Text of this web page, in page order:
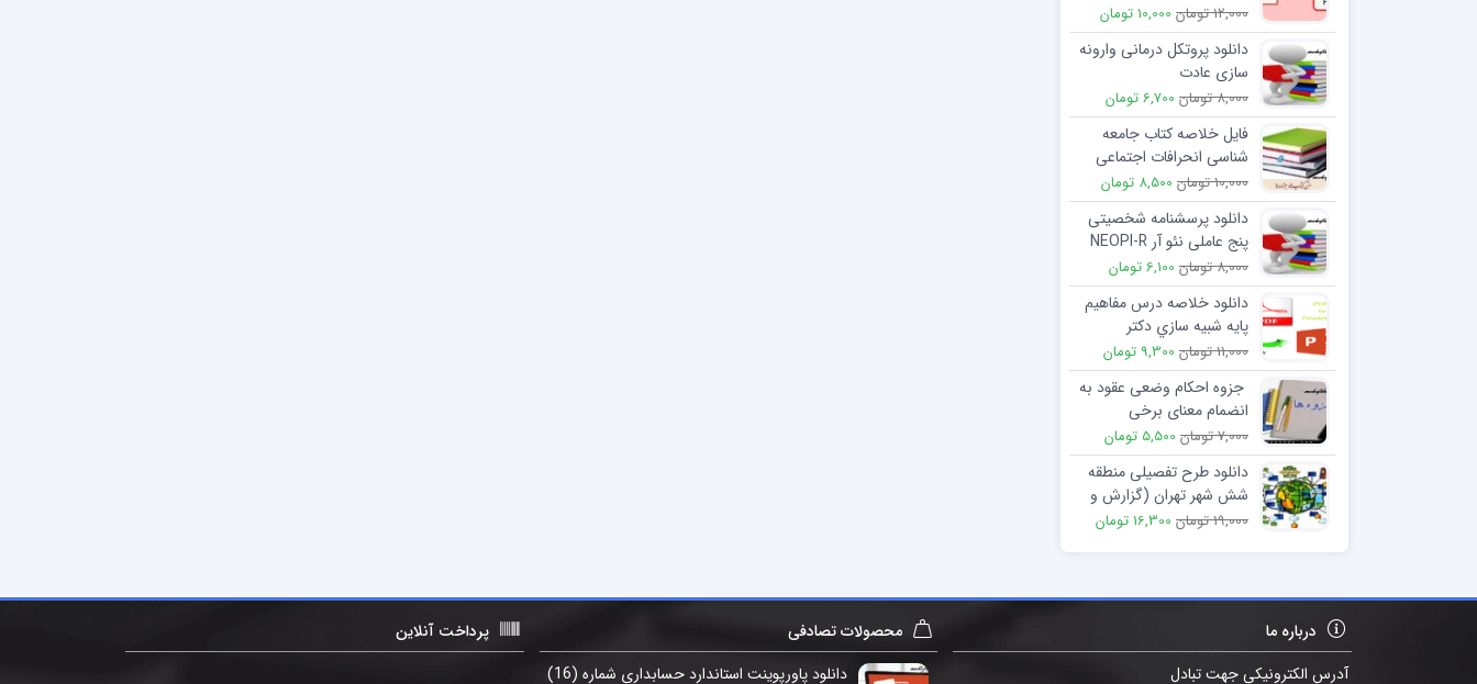
12,000 تومان 10,000 تومان
دانلود پروتکل درمانی وارونه
سازی عادت
8,000 تومان 6,700 تومان
فایل خلاصه كتاب جامعه
شناسی انحرافات اجتماعی
احمد بخارایی
10,000 تومان 8,500 تومان
دانلود پرسشنامه شخصیتی
پنج عاملی نئو آر NEOPI-R
فرم بلند
8,000 تومان 6,100 تومان
دانلود خلاصه درس مفاهيم
پايه شبيه سازي دكتر
مصطفي زنديه
11,000 تومان 9,300 تومان
جزوه احکام وضعی عقود به
انضمام معنای برخی
اصطلاحات حقوقی
7,000 تومان 5,500 تومان
دانلود طرح تفصیلی منطقه
شش شهر تهران (گزارش و
مطالعات منطقه 6)
19,000 تومان 16,300 تومان
درباره ما
آدرس الکترونیکی جهت تبادل
محصولات تصادفی
دانلود پاورپوینت استاندارد حسابداری شماره (16)
پرداخت آنلاین